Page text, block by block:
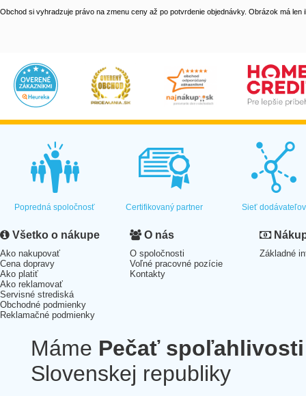
Obchod si vyhradzuje právo na zmenu ceny až po potvrdenie objednávky. Obrázok má len
Popredná spoločnosť Certifikovaný partner Sieť dodávateľov
Všetko o nákupe
Ako nakupovať
Cena dopravy
Ako platiť
Ako reklamovať
Servisné strediská
Obchodné podmienky
Reklamačné podmienky
O nás
O spoločnosti
Voľné pracovné pozície
Kontakty
Základné
Máme Pečať spoľahlivosti
Slovenskej republiky